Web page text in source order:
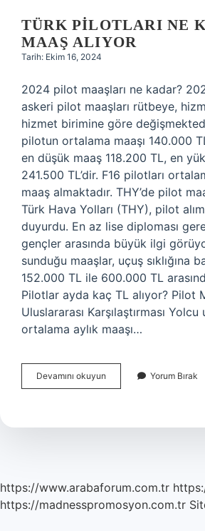
TÜRK PILOTLARI NE
MAAŞ ALIYOR
Tarih: Ekim 16, 2024
2024 pilot maaşları ne kadar?
askeri pilot maaşları rütbeye,
hizmet birimine göre
pilotun ortalama maaşı 140.000
en düşük maaş 118.200 TL, en
241.500 TL’dir. F16 pilotları
maaş almaktadır. THY’de pilot
Türk Hava Yolları (THY), pilot
duyurdu. En az lise diploması
gençler arasında büyük ilgi
sunduğu maaşlar, uçuş sıklığına
152.000 TL ile 600.000 TL
Pilotlar ayda kaç TL alıyor? Pilot
Uluslararası Karşılaştırması Yolcu
ortalama aylık maaşı…
Devamını okuyun
Pilotları
Maaş
Yorum Bırak
https://www.arabaforum.com.tr
https://madnesspromosyon.com.tr